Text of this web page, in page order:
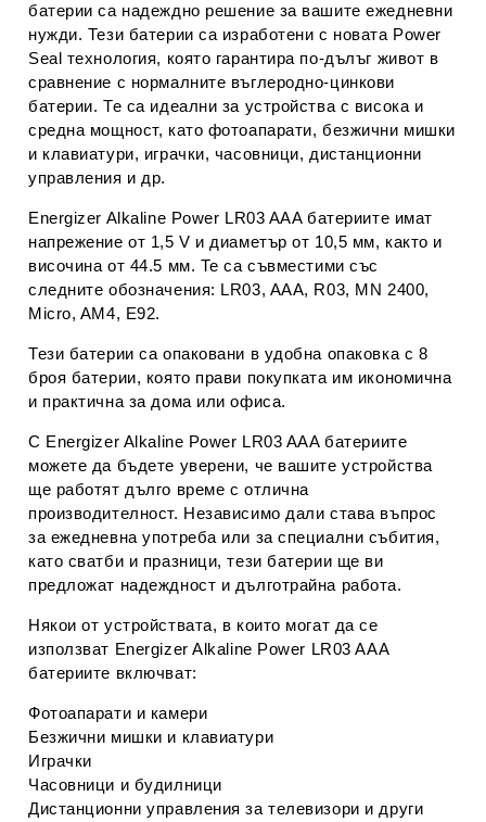
батерии са надеждно решение за вашите ежедневни
нужди. Тези батерии са изработени с новата Power
Seal технология, която гарантира по-дълъг живот в
сравнение с нормалните въглеродно-цинкови
батерии. Те са идеални за устройства с висока и
средна мощност, като фотоапарати, безжични мишки
и клавиатури, играчки, часовници, дистанционни
управления и др.
Energizer Alkaline Power LR03 AAA батериите имат
напрежение от 1,5 V и диаметър от 10,5 мм, както и
височина от 44.5 мм. Те са съвместими със
следните обозначения: LR03, AAA, R03, MN 2400,
Micro, AM4, E92.
Тези батерии са опаковани в удобна опаковка с 8
броя батерии, която прави покупката им икономична
и практична за дома или офиса.
С Energizer Alkaline Power LR03 AAA батериите
можете да бъдете уверени, че вашите устройства
ще работят дълго време с отлична
производителност. Независимо дали става въпрос
за ежедневна употреба или за специални събития,
като сватби и празници, тези батерии ще ви
предложат надеждност и дълготрайна работа.
Някои от устройствата, в които могат да се
използват Energizer Alkaline Power LR03 AAA
батериите включват:
Фотоапарати и камери
Безжични мишки и клавиатури
Играчки
Часовници и будилници
Дистанционни управления за телевизори и други